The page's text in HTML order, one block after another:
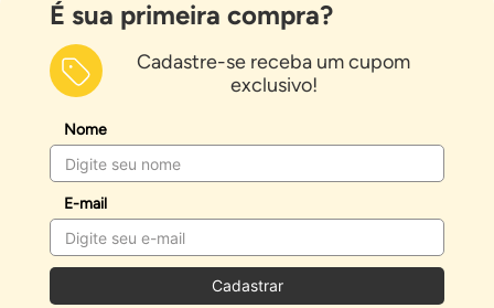
É sua primeira compra?
Cadastre-se receba um cupom
exclusivo!
Nome
E-mail
Cadastrar